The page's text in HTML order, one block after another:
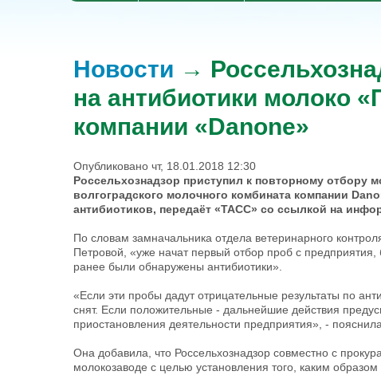
Новости →
на антибиотики молоко
компании «Danone»
Опубликовано чт, 18.01.2018 12:30
Россельхознадзор приступил к повторному отбору
волгоградского молочного комбината компании
антибиотиков, передаёт «ТАСС» со ссылкой на
По словам замначальника отдела ветеринарного
Петровой, «уже начат первый отбор проб с
ранее были обнаружены антибиотики».
«Если эти пробы дадут отрицательные результаты по
снят. Если положительные - дальнейшие действия
приостановления деятельности предприятия», -
Она добавила, что Россельхознадзор совместно с
молокозаводе с целью установления того, каким